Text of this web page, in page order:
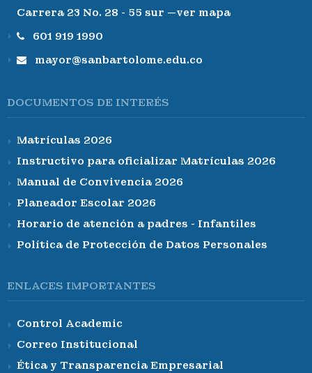
Carrera 23 No. 28 - 55 sur —ver mapa
601 919 1990
mayor@sanbartolome.edu.co
DOCUMENTOS DE INTERÉS
Matrículas 2026
Instructivo para oficializar Matrículas 2026
Manual de Convivencia 2026
Planeador Escolar 2026
Horario de atención a padres - Infantiles
Política de Protección de Datos Personales
ENLACES IMPORTANTES
Control Academic
Correo Institucional
Ética y Transparencia Empresarial